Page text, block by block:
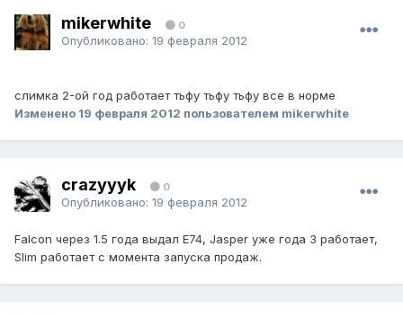
mikerwhite 0
Опубликовано: 19 февраля 2012
слимка 2-ой год работает тьфу тьфу тьфу все в норме
Изменено 19 февраля 2012 пользователем mikerwhite
crazyyyk 0
Опубликовано: 19 февраля 2012
Falcon через 1.5 года выдал Е74, Jasper уже года 3 работает,
Slim работает с момента запуска продаж.